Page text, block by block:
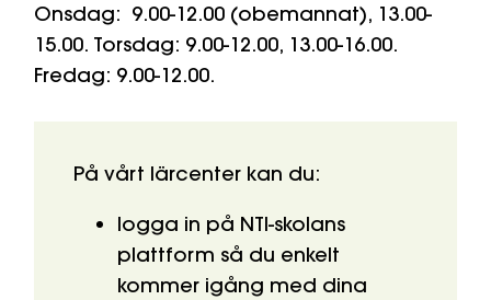
Onsdag: 9.00-12.00 (obemannat), 13.00-
15.00. Torsdag: 9.00-12.00, 13.00-16.00.
Fredag: 9.00-12.00.
På vårt lärcenter kan du:
logga in på NTI-skolans
plattform så du enkelt
kommer igång med dina